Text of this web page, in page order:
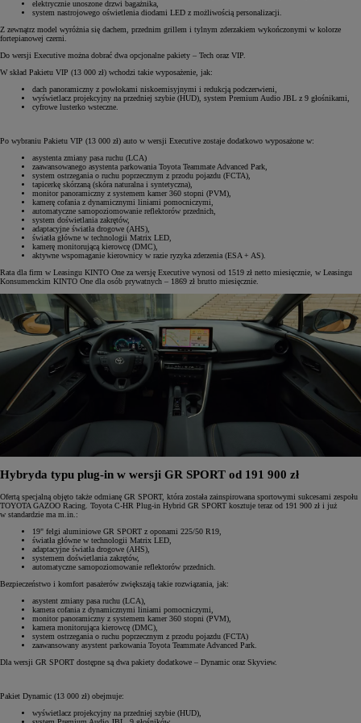
elektrycznie unoszone drzwi bagażnika,
system nastrojowego oświetlenia diodami LED z możliwością personalizacji.
Z zewnątrz model wyróżnia się dachem, przednim grillem i tylnym zderzakiem wykończonymi w kolorze
fortepianowej czerni.
Do wersji Executive można dobrać dwa opcjonalne pakiety – Tech oraz VIP.
W skład Pakietu VIP (13 000 zł) wchodzi takie wyposażenie, jak:
dach panoramiczny z powłokami niskoemisyjnymi i redukcją podczerwieni,
wyświetlacz projekcyjny na przedniej szybie (HUD), system Premium Audio JBL z 9 głośnikami,
cyfrowe lusterko wsteczne.
Po wybraniu Pakietu VIP (13 000 zł) auto w wersji Executive zostaje dodatkowo wyposażone w:
asystenta zmiany pasa ruchu (LCA)
zaawansowanego asystenta parkowania Toyota Teammate Advanced Park,
system ostrzegania o ruchu poprzecznym z przodu pojazdu (FCTA),
tapicerkę skórzaną (skóra naturalna i syntetyczna),
monitor panoramiczny z systemem kamer 360 stopni (PVM),
kamerę cofania z dynamicznymi liniami pomocniczymi,
automatyczne samopoziomowanie reflektorów przednich,
system doświetlania zakrętów,
adaptacyjne światła drogowe (AHS),
światła główne w technologii Matrix LED,
kamerę monitorującą kierowcę (DMC),
aktywne wspomaganie kierownicy w razie ryzyka zderzenia (ESA + AS).
Rata dla firm w Leasingu KINTO One za wersję Executive wynosi od 1519 zł netto miesięcznie, w Leasingu
Konsumenckim KINTO One dla osób prywatnych – 1869 zł brutto miesięcznie.
Hybryda typu plug-in w wersji GR SPORT od 191 900 zł
Ofertą specjalną objęto także odmianę GR SPORT, która została zainspirowana sportowymi sukcesami zespołu
TOYOTA GAZOO Racing. Toyota C-HR Plug-in Hybrid GR SPORT kosztuje teraz od 191 900 zł i już
w standardzie ma m.in.:
19" felgi aluminiowe GR SPORT z oponami 225/50 R19,
światła główne w technologii Matrix LED,
adaptacyjne światła drogowe (AHS),
systemem doświetlania zakrętów,
automatyczne samopoziomowanie reflektorów przednich.
Bezpieczeństwo i komfort pasażerów zwiększają takie rozwiązania, jak:
asystent zmiany pasa ruchu (LCA),
kamera cofania z dynamicznymi liniami pomocniczymi,
monitor panoramiczny z systemem kamer 360 stopni (PVM),
kamera monitorująca kierowcę (DMC),
system ostrzegania o ruchu poprzecznym z przodu pojazdu (FCTA)
zaawansowany asystent parkowania Toyota Teammate Advanced Park.
Dla wersji GR SPORT dostępne są dwa pakiety dodatkowe – Dynamic oraz Skyview.
Pakiet Dynamic (13 000 zł) obejmuje:
wyświetlacz projekcyjny na przedniej szybie (HUD),